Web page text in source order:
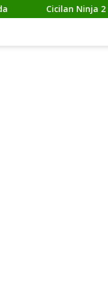
Cicilan Ninja 2 Tak: